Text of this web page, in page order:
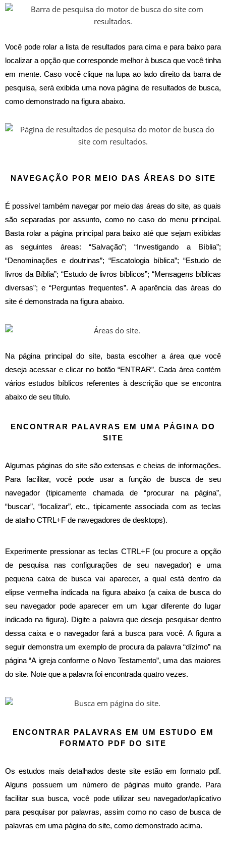
Você pode rolar a lista de resultados para cima e para baixo para
localizar a opção que corresponde melhor à busca que você tinha
em mente. Caso você clique na lupa ao lado direito da barra de
pesquisa, será exibida uma nova página de resultados de busca,
como demonstrado na figura abaixo.
NAVEGAÇÃO POR MEIO DAS ÁREAS DO SITE
É possível também navegar por meio das áreas do site, as quais
são separadas por assunto, como no caso do menu principal.
Basta rolar a página principal para baixo até que sejam exibidas
as seguintes áreas: “Salvação”; “Investigando a Bíblia”;
“Denominações e doutrinas”; “Escatologia bíblica”; “Estudo de
livros da Bíblia”; “Estudo de livros bíblicos”; “Mensagens bíblicas
diversas”; e “Perguntas frequentes”. A aparência das áreas do
site é demonstrada na figura abaixo.
Na página principal do site, basta escolher a área que você
deseja acessar e clicar no botão “ENTRAR”. Cada área contém
vários estudos bíblicos referentes à descrição que se encontra
abaixo de seu título.
ENCONTRAR PALAVRAS EM UMA PÁGINA DO
SITE
Algumas páginas do site são extensas e cheias de informações.
Para facilitar, você pode usar a função de busca de seu
navegador (tipicamente chamada de “procurar na página”,
“buscar”, “localizar”, etc., tipicamente associada com as teclas
de atalho CTRL+F de navegadores de desktops).
Experimente pressionar as teclas CTRL+F (ou procure a opção
de pesquisa nas configurações de seu navegador) e uma
pequena caixa de busca vai aparecer, a qual está dentro da
elipse vermelha indicada na figura abaixo (a caixa de busca do
seu navegador pode aparecer em um lugar diferente do lugar
indicado na figura). Digite a palavra que deseja pesquisar dentro
dessa caixa e o navegador fará a busca para você.A figura a
seguir demonstra um exemplo de procura da palavra “dízimo” na
página “A igreja conforme o Novo Testamento”, uma das maiores
do site. Note que a palavra foi encontrada quatro vezes.
ENCONTRAR PALAVRAS EM UM ESTUDO EM
FORMATO PDF DO SITE
Os estudos mais detalhados deste site estão em formato pdf.
Alguns possuem um número de páginas muito grande. Para
facilitar sua busca, você pode utilizar seu navegador/aplicativo
para pesquisar por palavras, assim como no caso de busca de
palavras em uma página do site, como demonstrado acima.